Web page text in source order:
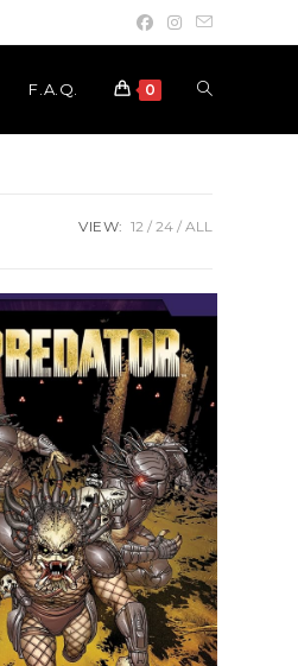
F.A.Q. 0 Toggle
VIEW: 12 24 ALL